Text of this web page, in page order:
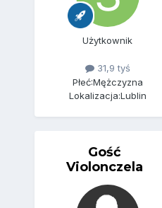
Użytkownik
31,9 tyś
Płeć:Mężczyzna
Lokalizacja:Lublin
Gość
Violonczela